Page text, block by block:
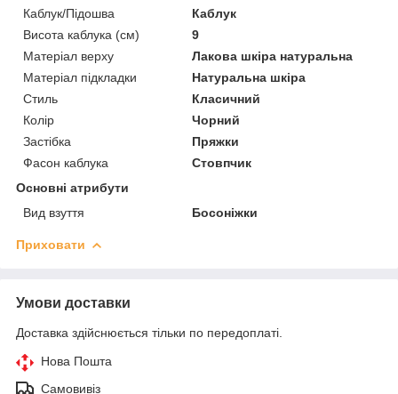
Каблук/Підошва
Каблук
Висота каблука (см)
9
Матеріал верху
Лакова шкіра натуральна
Матеріал підкладки
Натуральна шкіра
Стиль
Класичний
Колір
Чорний
Застібка
Пряжки
Фасон каблука
Стовпчик
Основні атрибути
Вид взуття
Босоніжки
Приховати
Умови доставки
Доставка здійснюється тільки по передоплаті.
Нова Пошта
Самовивіз